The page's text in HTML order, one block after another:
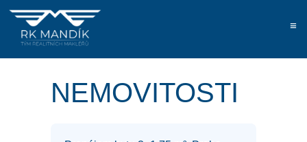
≡
NEMOVITOSTI